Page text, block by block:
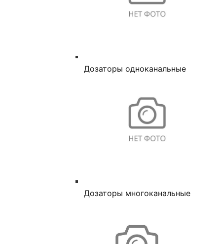
Дозаторы одноканальные
Дозаторы многоканальные